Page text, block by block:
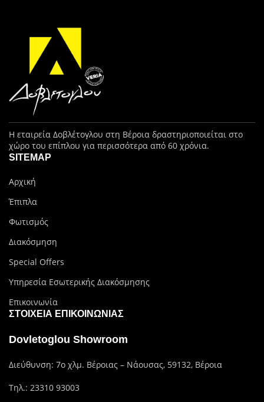
Η εταιρεία Δοβλέτογλου στη Βέροια δραστηριοποιείται στο
χώρο του επίπλου για περισσότερα από 60 χρόνια.
SITEMAP
Αρχική
Έπιπλα
Φωτισμός
Διακόσμηση
Special Offers
Υπηρεσία Εσωτερικής Διακόσμησης
Επικοινωνία
ΣΤΟΙΧΕΊΑ ΕΠΙΚΟΙΝΩΝΊΑΣ
Dovletoglou Showroom
Διεύθυνση: 7ο χλμ. Βέροιας – Νάουσας, 59132, Βέροια
Τηλ.: 23310 93003